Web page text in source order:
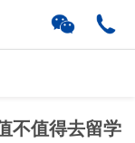
不值得去留学